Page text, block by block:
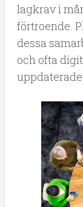
lagkrav i
förtroende.
dessa
och ofta
uppdaterade.